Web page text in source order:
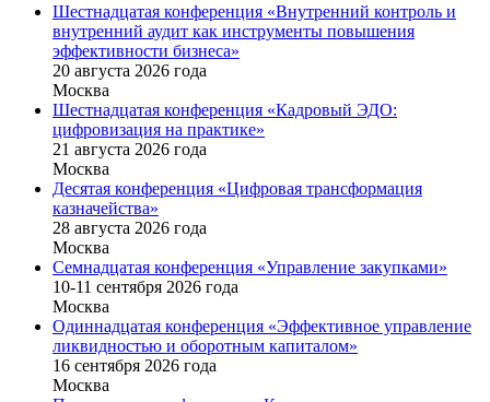
Шестнадцатая конференция «Внутренний контроль и
внутренний аудит как инструменты повышения
эффективности бизнеса»
20 августа 2026 года
Москва
Шестнадцатая конференция «Кадровый ЭДО:
цифровизация на практике»
21 августа 2026 года
Москва
Десятая конференция «Цифровая трансформация
казначейства»
28 августа 2026 года
Москва
Семнадцатая конференция «Управление закупками»
10-11 сентября 2026 года
Москва
Одиннадцатая конференция «Эффективное управление
ликвидностью и оборотным капиталом»
16 cентября 2026 года
Москва